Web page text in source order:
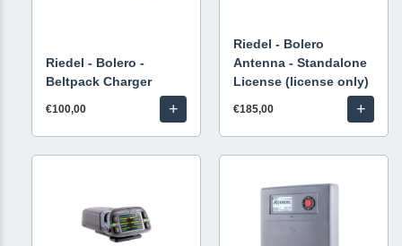
Riedel - Bolero -
Beltpack Charger
€100,00 +
Riedel - Bolero
Antenna - Standalone
License (license only)
€185,00 +